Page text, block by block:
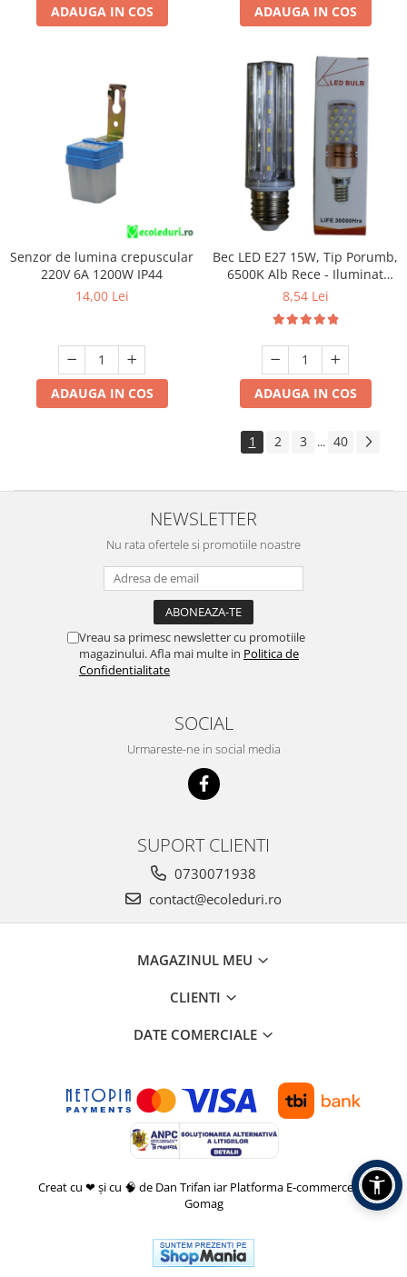
ADAUGA IN COS ADAUGA IN COS
Senzor de lumina crepuscular
220V 6A 1200W IP44
14,00 Lei
ADAUGA IN COS
Bec LED E27 15W, Tip Porumb,
6500K Alb Rece - Iluminat
Economic și Puternic
8,54 Lei
ADAUGA IN COS
1 2 3 ... 40
NEWSLETTER
Nu rata ofertele si promotiile noastre
Vreau sa primesc newsletter cu promotiile
magazinului. Afla mai multe in Politica de
Confidentialitate
SOCIAL
Urmareste-ne in social media
SUPORT CLIENTI
0730071938
contact@ecoleduri.ro
MAGAZINUL MEU
CLIENTI
DATE COMERCIALE
Creat cu ❤ și cu 🧠 de Dan Trifan iar Platforma E-commerce by
Gomag